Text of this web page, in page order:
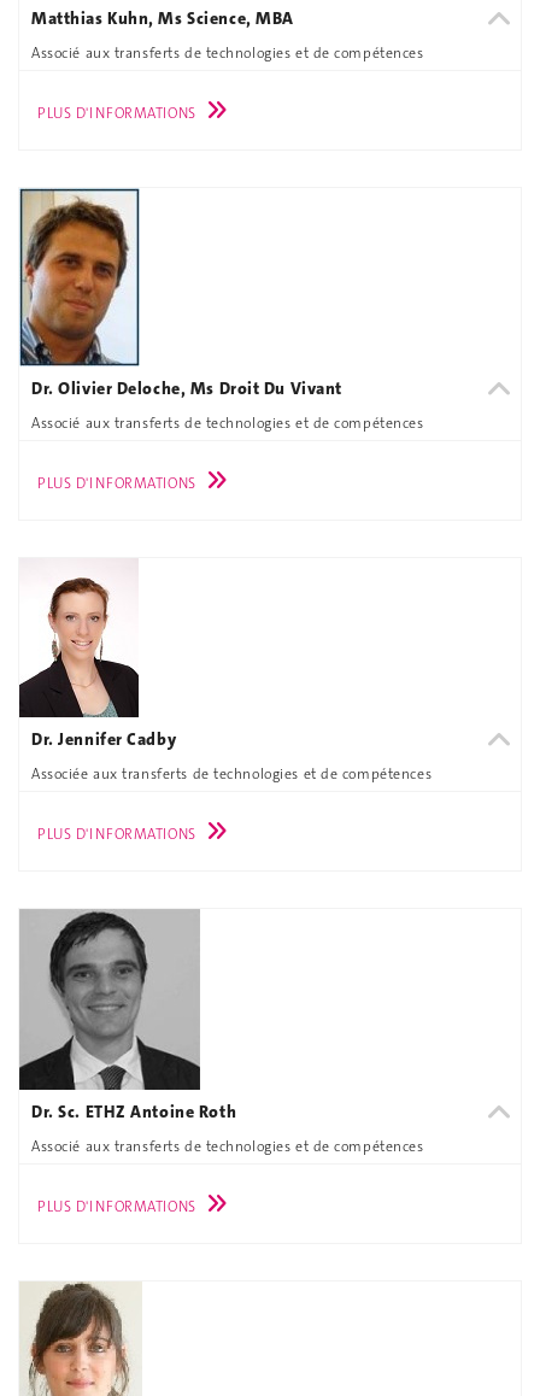
Matthias Kuhn, Ms Science, MBA
Associé aux transferts de technologies et de compétences
PLUS D'INFORMATIONS
Dr. Olivier Deloche, Ms Droit Du Vivant
Associé aux transferts de technologies et de compétences
PLUS D'INFORMATIONS
Dr. Jennifer Cadby
Associée aux transferts de technologies et de compétences
PLUS D'INFORMATIONS
Dr. Sc. ETHZ Antoine Roth
Associé aux transferts de technologies et de compétences
PLUS D'INFORMATIONS